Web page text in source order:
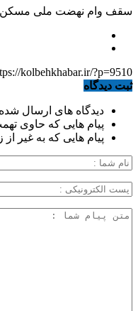
سقف وام نهضت ملی مسکن در اردبیل پنج میلیارد و ۵۰۰ میلیون ریال و در
kolbehkhabar.ir/?p=9510
ثبت دیدگاه
دیدگاه های ارسال
پیام هایی که حاوی
پیام هایی که به غیر